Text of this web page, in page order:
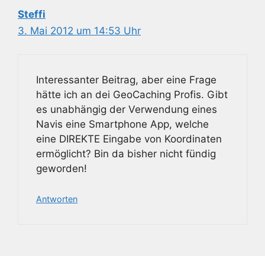
Steffi
3. Mai 2012 um 14:53 Uhr
Interessanter Beitrag, aber eine Frage
hätte ich an dei GeoCaching Profis. Gibt
es unabhängig der Verwendung eines
Navis eine Smartphone App, welche
eine DIREKTE Eingabe von Koordinaten
ermöglicht? Bin da bisher nicht fündig
geworden!
Antworten